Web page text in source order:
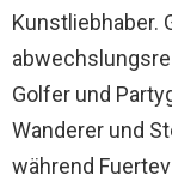
Kunstliebhaber.
Golfer und
Wanderer und
während